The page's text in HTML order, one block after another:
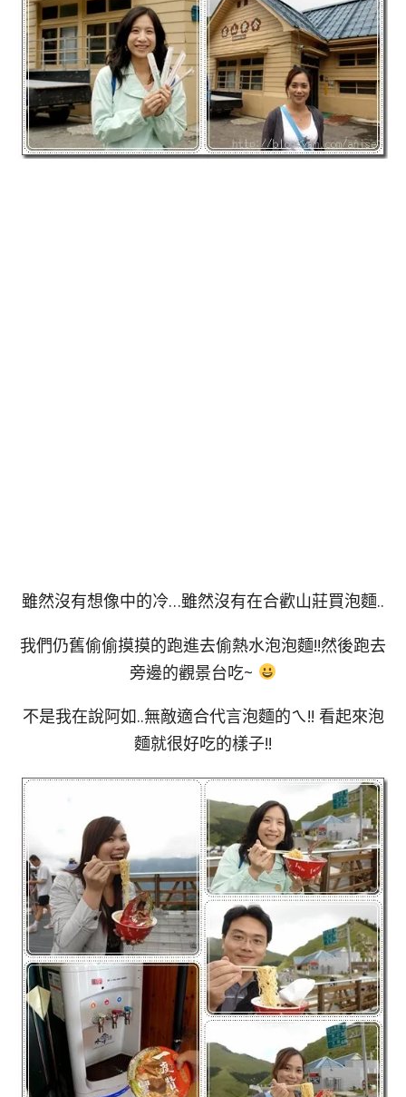
雖然沒有想像中的冷…雖然沒有在合歡山莊買泡麵..
我們仍舊偷偷摸摸的跑進去偷熱水泡泡麵!!然後跑去
旁邊的觀景台吃~
不是我在說阿如..無敵適合代言泡麵的ㄟ!! 看起來泡
麵就很好吃的樣子!!